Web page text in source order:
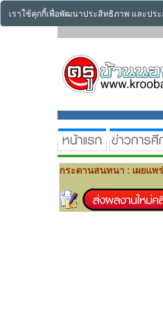
เราใช้คุกกี้เพื่อพัฒนาประสิทธิภาพ และปร
กระดานสนทนา : เผยแพ